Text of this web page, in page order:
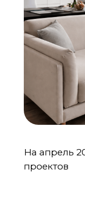
На апрель
проектов